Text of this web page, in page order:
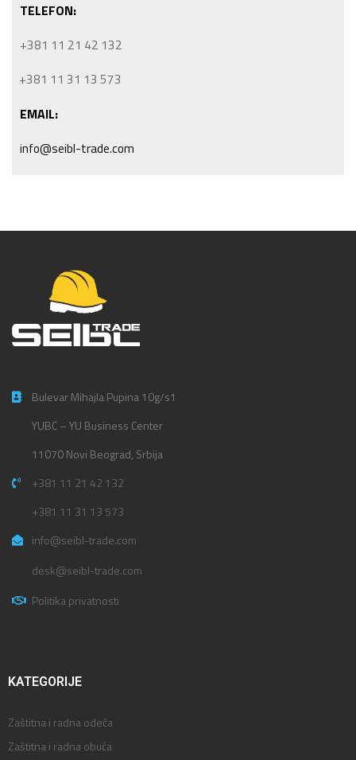
TELEFON:
+381 11 21 42 132
+381 11 31 13 573
EMAIL:
info@seibl-trade.com
Bulevar Mihajla Pupina 10g/s1
YUBC – YU Business Center
11070 Novi Beograd, Srbija
+381 11 21 42 132
+381 11 31 13 573
info@seibl-trade.com
desk@seibl-trade.com
Politika privatnosti
KATEGORIJE
Zaštitna i radna odeća
Zaštitna i radna obuća